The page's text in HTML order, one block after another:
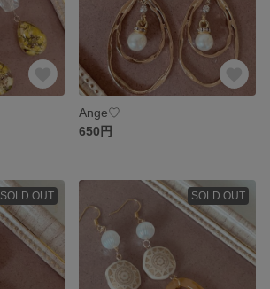
Ange♡
650円
SOLD OUT SOLD OUT